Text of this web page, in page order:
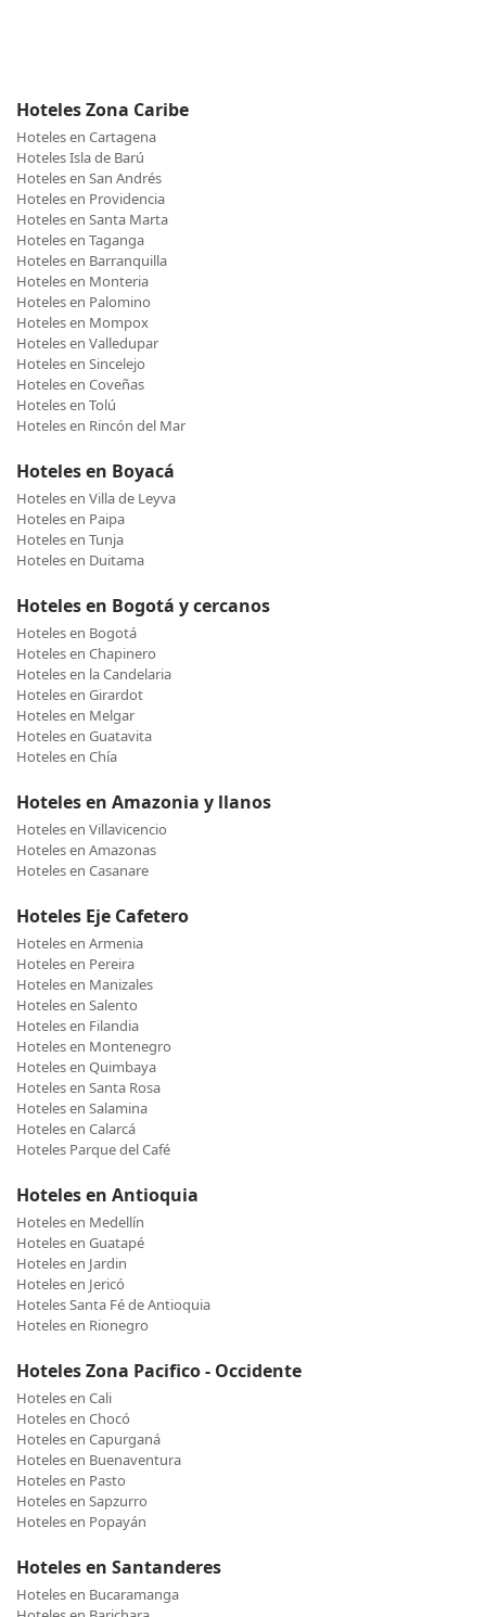
Hoteles Zona Caribe
Hoteles en Cartagena
Hoteles Isla de Barú
Hoteles en San Andrés
Hoteles en Providencia
Hoteles en Santa Marta
Hoteles en Taganga
Hoteles en Barranquilla
Hoteles en Monteria
Hoteles en Palomino
Hoteles en Mompox
Hoteles en Valledupar
Hoteles en Sincelejo
Hoteles en Coveñas
Hoteles en Tolú
Hoteles en Rincón del Mar
Hoteles en Boyacá
Hoteles en Villa de Leyva
Hoteles en Paipa
Hoteles en Tunja
Hoteles en Duitama
Hoteles en Bogotá y cercanos
Hoteles en Bogotá
Hoteles en Chapinero
Hoteles en la Candelaria
Hoteles en Girardot
Hoteles en Melgar
Hoteles en Guatavita
Hoteles en Chía
Hoteles en Amazonia y llanos
Hoteles en Villavicencio
Hoteles en Amazonas
Hoteles en Casanare
Hoteles Eje Cafetero
Hoteles en Armenia
Hoteles en Pereira
Hoteles en Manizales
Hoteles en Salento
Hoteles en Filandia
Hoteles en Montenegro
Hoteles en Quimbaya
Hoteles en Santa Rosa
Hoteles en Salamina
Hoteles en Calarcá
Hoteles Parque del Café
Hoteles en Antioquia
Hoteles en Medellín
Hoteles en Guatapé
Hoteles en Jardin
Hoteles en Jericó
Hoteles Santa Fé de Antioquia
Hoteles en Rionegro
Hoteles Zona Pacifico - Occidente
Hoteles en Cali
Hoteles en Chocó
Hoteles en Capurganá
Hoteles en Buenaventura
Hoteles en Pasto
Hoteles en Sapzurro
Hoteles en Popayán
Hoteles en Santanderes
Hoteles en Bucaramanga